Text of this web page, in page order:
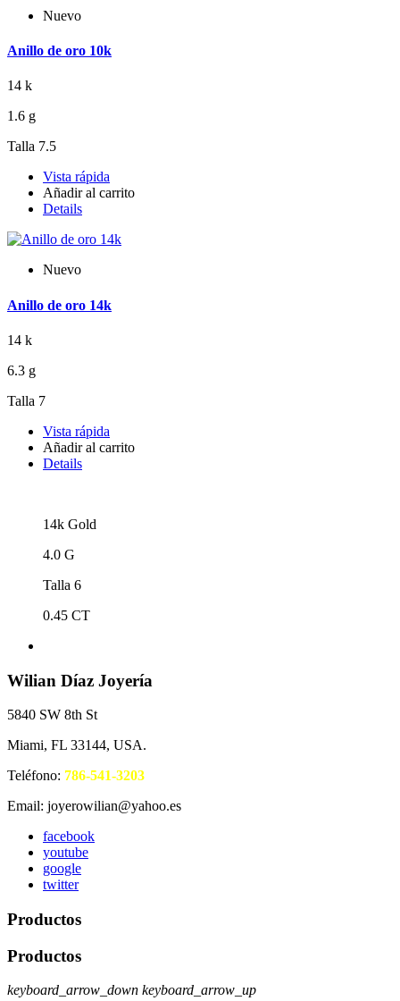
Nuevo
Anillo de oro 10k
14 k
1.6 g
Talla 7.5
Vista rápida
Añadir al carrito
Details
Nuevo
Anillo de oro 14k
14 k
6.3 g
Talla 7
Vista rápida
Añadir al carrito
Details
14k Gold
4.0 G
Talla 6
0.45 CT
Wilian Díaz Joyería
5840 SW 8th St
Miami, FL 33144, USA.
Teléfono: 786-541-3203
Email: joyerowilian@yahoo.es
facebook
youtube
google
twitter
Productos
Productos
keyboard_arrow_down keyboard_arrow_up